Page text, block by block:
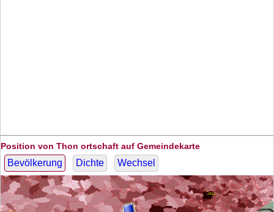
Position von Thon ortschaft auf Gemeindekarte
Bevölkerung Dichte Wechsel